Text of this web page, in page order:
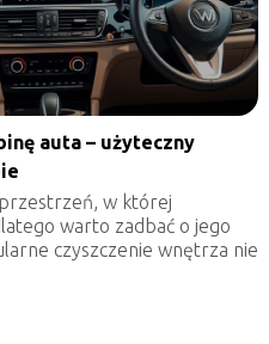
auta – użyteczny
w której
warto zadbać o jego
czyszczenie wnętrza nie